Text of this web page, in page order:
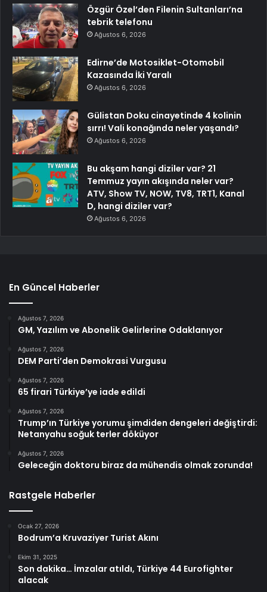
Özgür Özel’den Filenin Sultanları’na
tebrik telefonu
Ağustos 6, 2026
Edirne’de Motosiklet-Otomobil
Kazasında İki Yaralı
Ağustos 6, 2026
Gülistan Doku cinayetinde 4 kolinin
sırrı! Vali konağında neler yaşandı?
Ağustos 6, 2026
Bu akşam hangi diziler var? 21
Temmuz yayın akışında neler var?
ATV, Show TV, NOW, TV8, TRT1, Kanal
D, hangi diziler var?
Ağustos 6, 2026
En Güncel Haberler
Ağustos 7, 2026
GM, Yazılım ve Abonelik Gelirlerine Odaklanıyor
Ağustos 7, 2026
DEM Parti’den Demokrasi Vurgusu
Ağustos 7, 2026
65 firari Türkiye’ye iade edildi
Ağustos 7, 2026
Trump’ın Türkiye yorumu şimdiden dengeleri değiştirdi:
Netanyahu soğuk terler döküyor
Ağustos 7, 2026
Geleceğin doktoru biraz da mühendis olmak zorunda!
Rastgele Haberler
Ocak 27, 2026
Bodrum’a Kruvaziyer Turist Akını
Ekim 31, 2025
Son dakika… İmzalar atıldı, Türkiye 44 Eurofighter
alacak